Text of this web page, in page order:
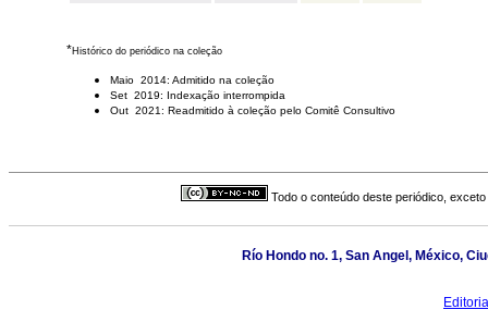
*Histórico do periódico na coleção
Maio 2014: Admitido na coleção
Set 2019: Indexação interrompida
Out 2021: Readmitido à coleção pelo Comitê Consultivo
Todo o conteúdo deste periódico,
Río Hondo no. 1, San Angel, México,